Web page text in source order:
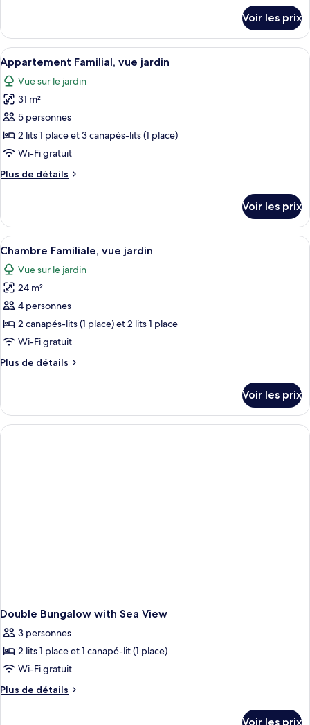
View
le
type
de
chambre
Double
Bungalow
View
Voir les prix
Afficher
toutes
les
photos
pour
ce
type
chambre :
vue
jardin
Une pièce comprenant un lit, une
7
Appartement Familial, vue jardin
Vue sur le jardin
31 m²
5 personnes
2 lits 1 place et 3 canapés-lits (1 place)
Wi-Fi gratuit
Plus de détails
Plus
le
type
de
Appartement
Familial,
jardin
Voir les prix
Afficher
toutes
les
photos
pour
ce
type
chambre :
vue
jardin
Un espace extérieur aménagé,
3
Chambre Familiale, vue jardin
Vue sur le jardin
24 m²
4 personnes
2 canapés-lits (1 place) et 2 lits 1 place
Wi-Fi gratuit
Plus de détails
Plus
le
type
de
Voir les prix
Double Bungalow with Sea View
3 personnes
2 lits 1 place et 1 canapé-lit (1 place)
Wi-Fi gratuit
Plus de détails
Plus
Voir les prix